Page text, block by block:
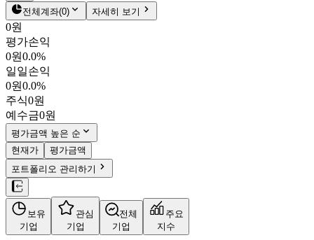
삼성화재
645,000원
000810
KOSPI
시가총액
PBR1.27
PER15.04
fPER 13.97
배당수익률3.02%
자사주비율13.44%
결산월12월
4분기누적
10년
주재무제표
펀더멘탈
밸류에이션
주주환원
컨센서스
주식정보
전체계좌(0) 자세히 보기
0원
평가손익
0원0.0%
일일손익
0원0.0%
주식0원
예수금0원
평가금액 높은 순
현재가
평가금액
포트폴리오 관리하기
보유
기업
관심
기업
전체
기업
주요
지수